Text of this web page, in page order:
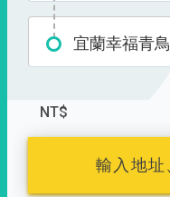
宜蘭幸福青
NT$
輸入地